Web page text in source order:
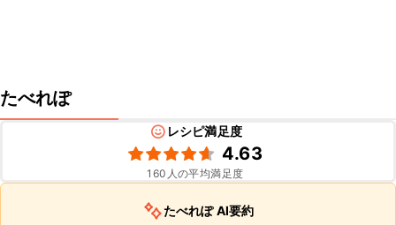
たべれぽ
レシピ満足度
4.63
160 人の平均満足度
たべれぽ AI要約